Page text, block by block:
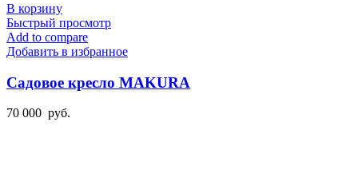
В корзину
Быстрый просмотр
Add to compare
Добавить в избранное
Садовое кресло MAKURA
70 000 руб.